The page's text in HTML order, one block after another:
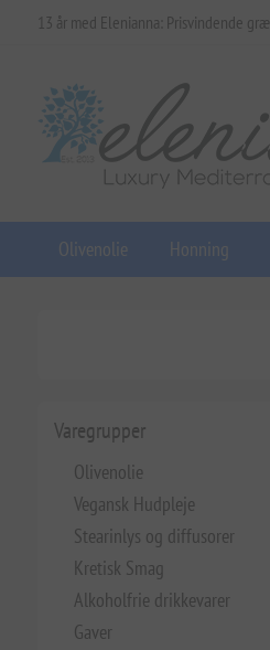
13 år med Elenianna: Prisvindende
Olivenolie Honning
Varegrupper
Olivenolie
Vegansk Hudpleje
Stearinlys og diffusorer
Kretisk Smag
Alkoholfrie drikkevarer
Gaver